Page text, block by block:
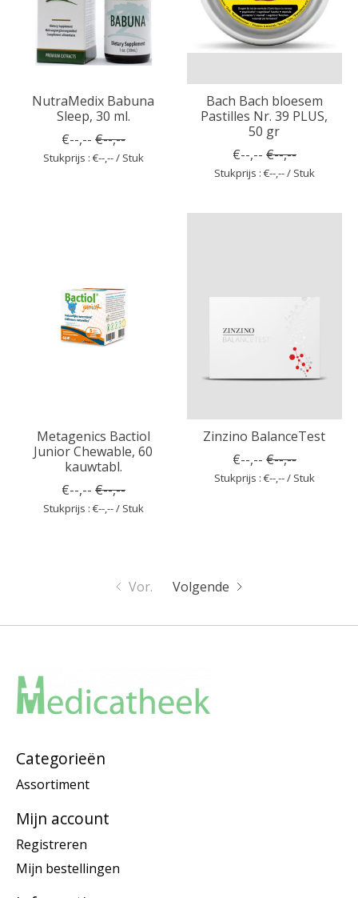
NutraMedix Babuna
Sleep, 30 ml.
€--,-- €--,--
Stukprijs : €--,-- / Stuk
Bach Bach bloesem
Pastilles Nr. 39 PLUS,
50 gr
€--,-- €--,--
Stukprijs : €--,-- / Stuk
Metagenics Bactiol
Junior Chewable, 60
kauwtabl.
€--,-- €--,--
Stukprijs : €--,-- / Stuk
Zinzino BalanceTest
€--,-- €--,--
Stukprijs : €--,-- / Stuk
Vor. Volgende
Categorieën
Assortiment
Mijn account
Registreren
Mijn bestellingen